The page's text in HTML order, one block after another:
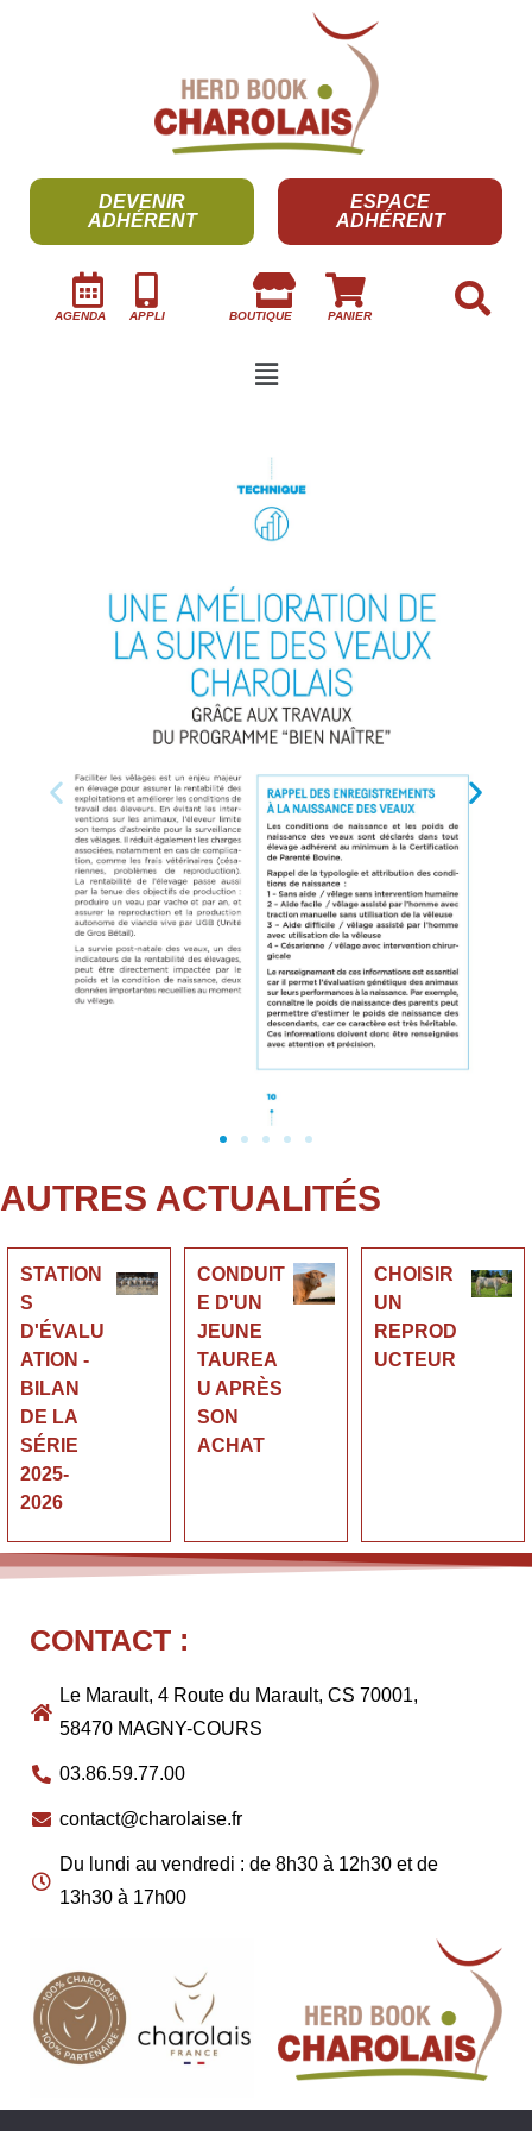
DEVENIR
ADHÉRENT
ESPACE
ADHÉRENT
AGENDA APPLI BOUTIQUE PANIER
AUTRES ACTUALITÉS
STATION
S
D'ÉVALU
ATION -
BILAN
DE LA
SÉRIE
2025-
2026
CONDUIT
E D'UN
JEUNE
TAUREA
U APRÈS
SON
ACHAT
CHOISIR
UN
REPROD
UCTEUR
CONTACT :
Le Marault, 4 Route du Marault, CS 70001,
58470 MAGNY-COURS
03.86.59.77.00
contact@charolaise.fr
Du lundi au vendredi : de 8h30 à 12h30 et de
13h30 à 17h00